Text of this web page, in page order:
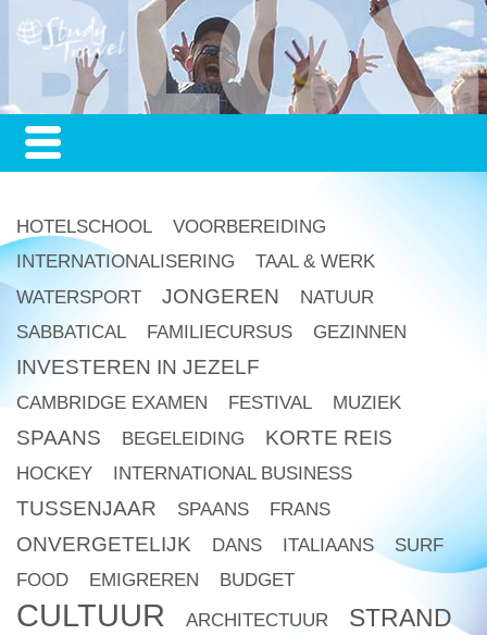
HOTELSCHOOL
VOORBEREIDING
INTERNATIONALISERING
TAAL & WERK
WATERSPORT
JONGEREN
NATUUR
SABBATICAL
FAMILIECURSUS GEZINNEN
INVESTEREN IN JEZELF
CAMBRIDGE EXAMEN FESTIVAL MUZIEK
SPAANS BEGELEIDING KORTE REIS
HOCKEY INTERNATIONAL BUSINESS
TUSSENJAAR SPAANS FRANS
ONVERGETELIJK DANS ITALIAANS
SURF
FOOD
EMIGREREN BUDGET
CULTUUR ARCHITECTUUR STRAND